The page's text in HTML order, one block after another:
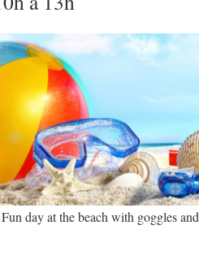
Fun day at the beach with goggles